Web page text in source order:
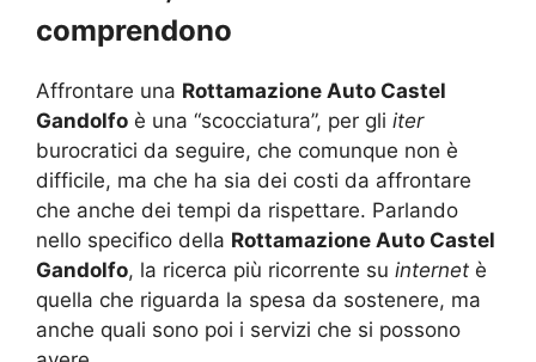
comprendono
Affrontare una Rottamazione Auto Castel
Gandolfo è una “scocciatura”, per gli iter
burocratici da seguire, che comunque non è
difficile, ma che ha sia dei costi da affrontare
che anche dei tempi da rispettare. Parlando
nello specifico della Rottamazione Auto Castel
Gandolfo, la ricerca più ricorrente su internet è
quella che riguarda la spesa da sostenere, ma
anche quali sono poi i servizi che si possono